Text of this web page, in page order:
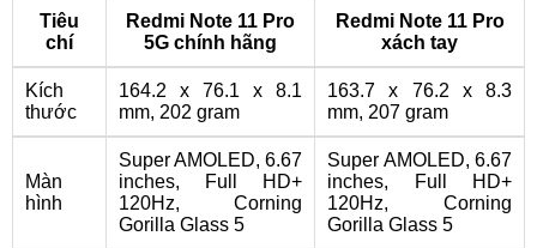
Tiêu
chí
Redmi Note 11 Pro
5G chính hãng
Redmi Note 11 Pro
xách tay
Kích
thước
164.2 x 76.1 x 8.1
mm, 202 gram
163.7 x 76.2 x 8.3
mm, 207 gram
Màn
hình
Super AMOLED, 6.67
inches, Full HD+
120Hz, Corning
Gorilla Glass 5
Super AMOLED, 6.67
inches, Full HD+
120Hz, Corning
Gorilla Glass 5